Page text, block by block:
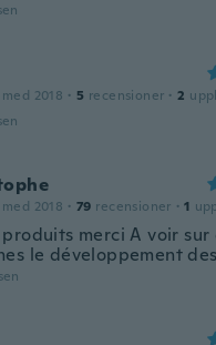
2018 · 5 recensioner · 2
2018 · 79 recensioner · 1
produits merci A voir sur
le développement